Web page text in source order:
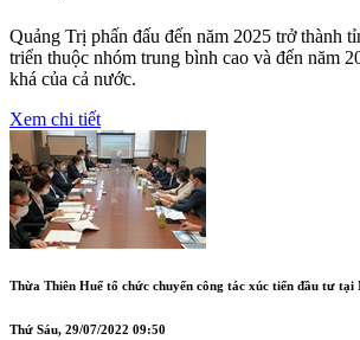
Quảng Trị phấn đấu đến năm 2025 trở thành
triển thuộc nhóm trung bình cao và đến năm
khá của cả nước.
Xem chi tiết
Thừa Thiên Huế tổ chức chuyến công tác xúc tiến đầu tư tại
Thứ Sáu, 29/07/2022 09:50